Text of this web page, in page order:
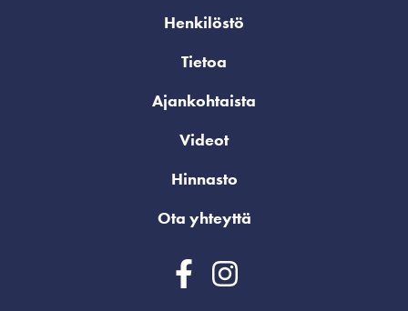
Henkilöstö
Tietoa
Ajankohtaista
Videot
Hinnasto
Ota yhteyttä